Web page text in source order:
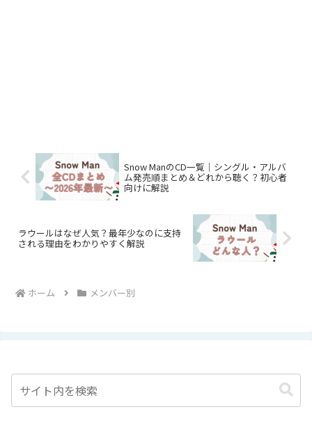
Snow ManのCD一覧｜シングル・アルバ
ム発売順まとめ＆どれから聴く？初心者
向けに解説
ラウールはなぜ人気？最年少なのに支持
される理由をわかりやすく解説
ホーム メンバー別